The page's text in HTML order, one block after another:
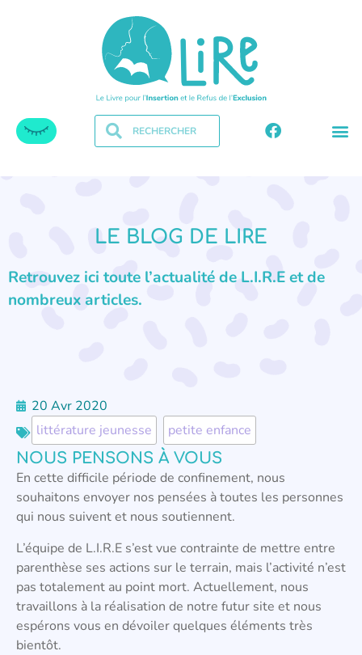
LE BLOG DE LIRE
Retrouvez ici toute l’actualité de L.I.R.E et de
nombreux articles.
20 Avr 2020
littérature jeunesse
petite enfance
NOUS PENSONS À VOUS
En cette difficile période de confinement, nous
souhaitons envoyer nos pensées à toutes les personnes
qui nous suivent et nous soutiennent.
L’équipe de L.I.R.E s’est vue contrainte de mettre entre
parenthèse ses actions sur le terrain, mais l’activité n’est
pas totalement au point mort. Actuellement, nous
travaillons à la réalisation de notre futur site et nous
espérons vous en dévoiler quelques éléments très
bientôt.